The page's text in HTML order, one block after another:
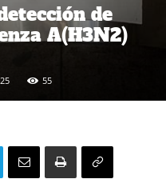
de
A(H3N2)
55